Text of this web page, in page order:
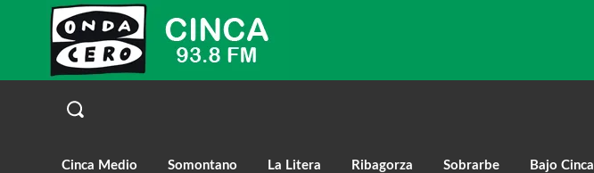
Cinca Medio Somontano La Litera Ribagorza Sobrarbe Bajo Cinca